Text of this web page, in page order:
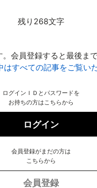
残り268文字
会員登録すると最後ま
すべての記事をご覧い
ログインＩＤとパスワードを
お持ちの方はこちらから
ログイン
会員登録がまだの方は
こちらから
会員登録